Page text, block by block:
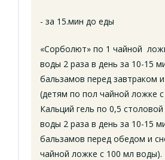
- за 15.мин до еды
«Сорболют» по 1 чайной
воды 2 раза в день за 10-15
бальзамов перед завтраком
(детям по пол чайной ложке
Кальций гель по 0,5
воды 2 раза в день за 10-15
бальзамов перед обедом и
чайной ложке с 100 мл